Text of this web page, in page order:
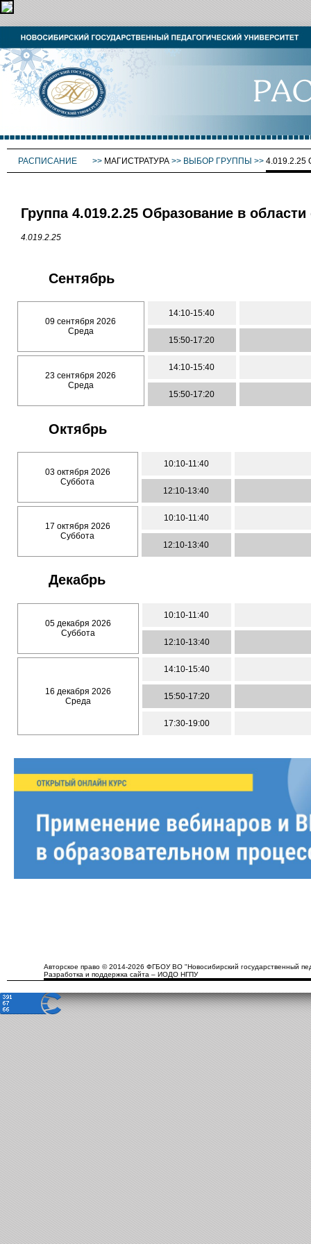
РАСПИСАНИЕ >> МАГИСТРАТУРА >> ВЫБОР ГРУППЫ >>
Группа 4.019.2.25 Образование в
4.019.2.25
Сентябрь
09 сентября 2026
Среда
14:10-15:40
15:50-17:20
23 сентября 2026
Среда
14:10-15:40
15:50-17:20
Октябрь
03 октября 2026
Суббота
10:10-11:40
12:10-13:40
17 октября 2026
Суббота
10:10-11:40
12:10-13:40
Декабрь
05 декабря 2026
Суббота
10:10-11:40
12:10-13:40
16 декабря 2026
Среда
14:10-15:40
15:50-17:20
17:30-19:00
Авторское право © 2014-2026 ФГБОУ ВО "Новосибирский государственный
Разработка и поддержка сайта – ИОДО НГПУ